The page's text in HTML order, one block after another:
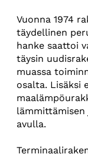
Vuonna 1974
täydellinen
hanke saattoi
täysin
muassa
osalta. Lisäksi
lämmittämisen
avulla.